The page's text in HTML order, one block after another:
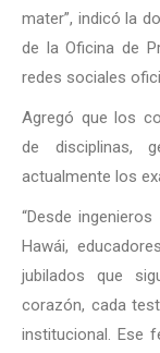
mater”, indicó la
de la Oficina de
redes sociales
Agregó que los
de disciplinas,
actualmente los
“Desde ingenieros
Hawái,
jubilados que
corazón, cada
institucional. Ese